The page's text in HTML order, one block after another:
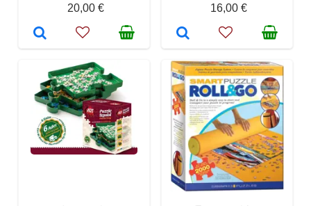
20,00 €
16,00 €